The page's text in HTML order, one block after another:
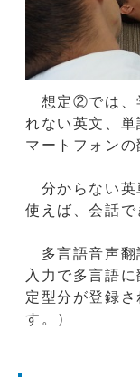
想定②では、
れない英文、
マートフォンの
分からない英
使えば、会話で
多言語音声翻
入力で多言語
定型分が登録
す。）